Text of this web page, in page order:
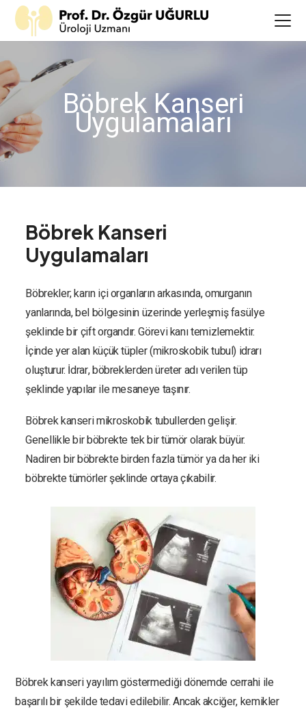
Böbrek Kanseri
Uygulamaları
Böbrek Kanseri
Uygulamaları
Böbrekler; karın içi organların arkasında, omurganın
yanlarında, bel bölgesinin üzerinde yerleşmiş fasülye
şeklinde bir çift organdır. Görevi kanı temizlemektir.
İçinde yer alan küçük tüpler (mikroskobik tubul) idrarı
oluşturur. İdrar, böbreklerden üreter adı verilen tüp
şeklinde yapılar ile mesaneye taşınır.
Böbrek kanseri mikroskobik tubullerden gelişir.
Genellikle bir böbrekte tek bir tümör olarak büyür.
Nadiren bir böbrekte birden fazla tümör ya da her iki
böbrekte tümörler şeklinde ortaya çıkabilir.
Böbrek kanseri yayılım göstermediği dönemde cerrahi ile
başarılı bir şekilde tedavi edilebilir. Ancak akciğer, kemikler